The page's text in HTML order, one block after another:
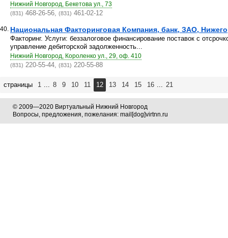
Нижний Новгород, Бекетова ул., 73
(831) 468-26-56, (831) 461-02-12
Национальная Факторинговая Компания, банк, ЗАО,
Факторинг. Услуги: беззалоговое финансирование поставок с
управление дебиторской задолженность...
Нижний Новгород, Короленко ул., 29, оф. 410
(831) 220-55-44, (831) 220-55-88
страницы 1 ... 8 9 10 11 12 13 14 15 16 ... 21
© 2009—2020 Виртуальный Нижний Новгород
Вопросы, предложения, пожелания: mail[dog]virtnn.ru